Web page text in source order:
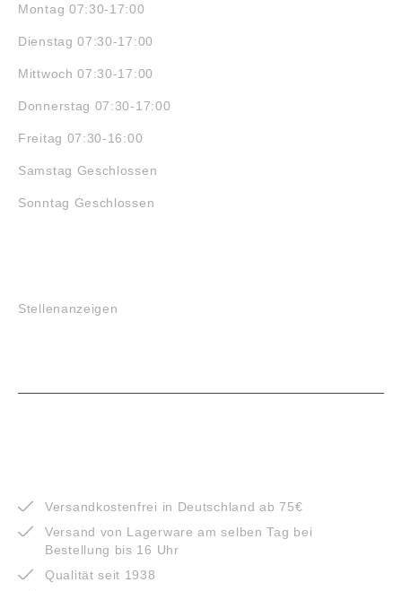
Montag 07:30-17:00
Dienstag 07:30-17:00
Mittwoch 07:30-17:00
Donnerstag 07:30-17:00
Freitag 07:30-16:00
Samstag Geschlossen
Sonntag Geschlossen
Stellenanzeigen
Versandkostenfrei in Deutschland ab 75€
Versand von Lagerware am selben Tag bei
Bestellung bis 16 Uhr
Qualität seit 1938